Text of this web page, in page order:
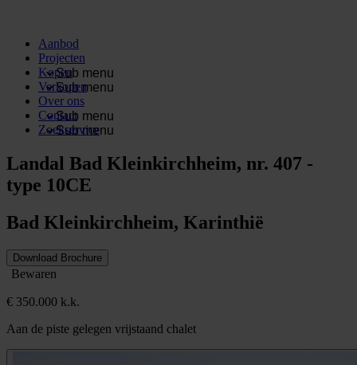
Aanbod
Projecten
Sub menu
Kopen
Sub menu
Verkopen
Over ons
Sub menu
Contact
Sub menu
Zoekservice
Landal Bad Kleinkirchheim, nr. 407 -
type 10CE
Bad Kleinkirchheim, Karinthië
Download Brochure
Bewaren
€ 350.000 k.k.
Aan de piste gelegen vrijstaand chalet